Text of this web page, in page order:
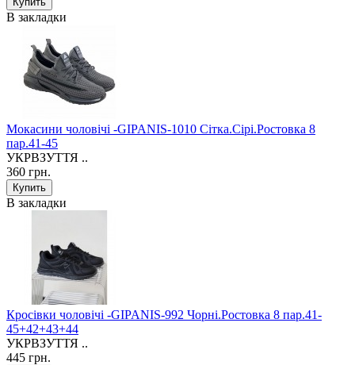
В закладки
Мокасини чоловічі -GIPANIS-1010 Сітка.Сірі.Ростовка 8
пар.41-45
УКРВЗУТТЯ ..
360 грн.
В закладки
Кросівки чоловічі -GIPANIS-992 Чорні.Ростовка 8 пар.41-
45+42+43+44
УКРВЗУТТЯ ..
445 грн.